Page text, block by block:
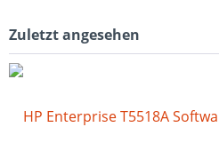
Zuletzt angesehen